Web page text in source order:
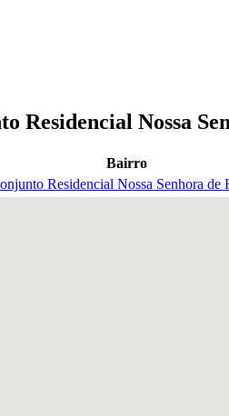
Residencial Nossa
Bairro
Residencial Nossa Senhora de